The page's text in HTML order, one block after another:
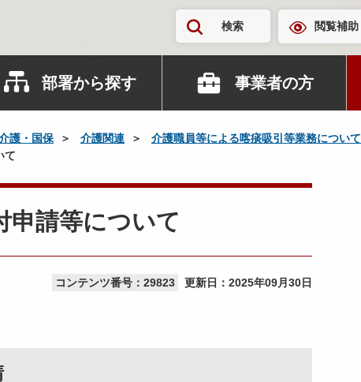
検索 閲覧補助
部署から探す 事業者の方
護・国保 介護関連
介護職員等による喀痰吸引等業務について
て
申請等について
コンテンツ番号：29823 更新日： 2025年09月30日